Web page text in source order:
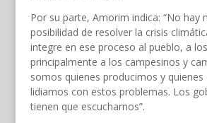
Por su parte, Amorim indica: “No hay
posibilidad de resolver la crisis
integre en ese proceso al pueblo, a
principalmente a los campesinos y
somos quienes producimos y quienes
lidiamos con estos problemas. Los
tienen que escucharnos”.